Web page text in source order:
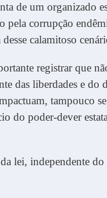
de um organizado
pela corrupção
calamitoso
registrar que
das liberdades e do
tampouco
do poder-dever
lei, independente